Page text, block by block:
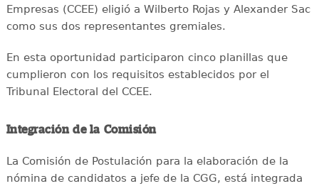
Empresas (CCEE) eligió a Wilberto Rojas y Alexander Sac
como sus dos representantes gremiales.
En esta oportunidad participaron cinco planillas que
cumplieron con los requisitos establecidos por el
Tribunal Electoral del CCEE.
Integración de la Comisión
La Comisión de Postulación para la elaboración de la
nómina de candidatos a jefe de la CGG, está integrada